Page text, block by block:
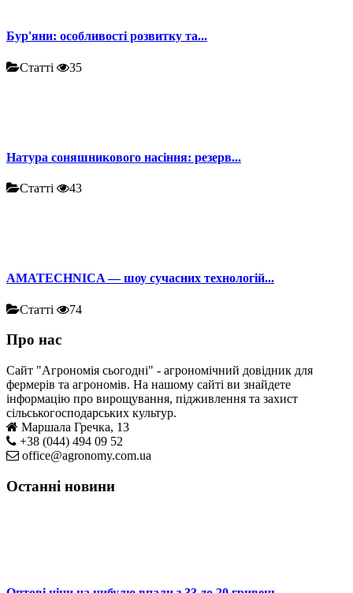
Бур'яни: особливості розвитку та...
Статті 35
Натура соняшникового насіння: резерв...
Статті 43
AMATECHNICA — шоу сучасних технологій...
Статті 74
Про нас
Сайт "Агрономія сьогодні" - агрономічний довідник для
фермерів та агрономів. На нашому сайті ви знайдете
інформацію про вирощування, підживлення та захист
сільськогосподарських культур.
Маршала Гречка, 13
+38 (044) 494 09 52
office@agronomy.com.ua
Останні новини